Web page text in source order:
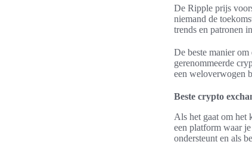
De Ripple prijs
niemand de
trends en patronen
De beste manier
gerenommeerde
een weloverwogen
Beste crypto
Als het gaat om het
een platform waar
ondersteunt en als